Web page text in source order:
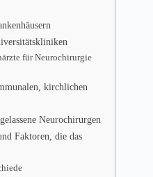
für Neurochirurgie
kirchlichen
Neurochirurgen
Faktoren, die das